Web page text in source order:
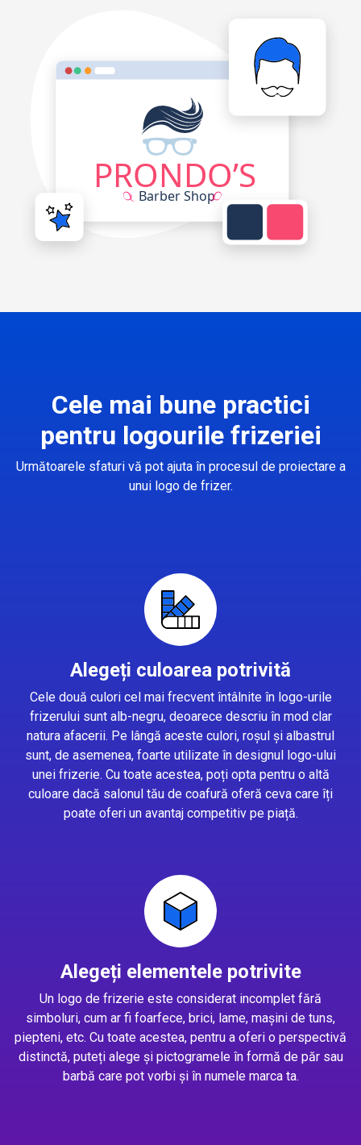
Cele mai bune practici
pentru logourile frizeriei
Următoarele sfaturi vă pot ajuta în procesul de proiectare a
unui logo de frizer.
Alegeți culoarea potrivită
Cele două culori cel mai frecvent întâlnite în logo-urile
frizerului sunt alb-negru, deoarece descriu în mod clar
natura afacerii. Pe lângă aceste culori, roșul și albastrul
sunt, de asemenea, foarte utilizate în designul logo-ului
unei frizerie. Cu toate acestea, poți opta pentru o altă
culoare dacă salonul tău de coafură oferă ceva care îți
poate oferi un avantaj competitiv pe piață.
Alegeți elementele potrivite
Un logo de frizerie este considerat incomplet fără
simboluri, cum ar fi foarfece, brici, lame, mașini de tuns,
piepteni, etc. Cu toate acestea, pentru a oferi o perspectivă
distinctă, puteți alege și pictogramele în formă de păr sau
barbă care pot vorbi și în numele marca ta.